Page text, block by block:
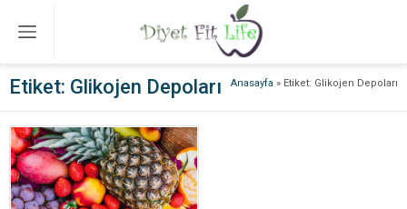
Anasayfa » Etiket: Glikojen Depoları
Etiket: Glikojen Depoları